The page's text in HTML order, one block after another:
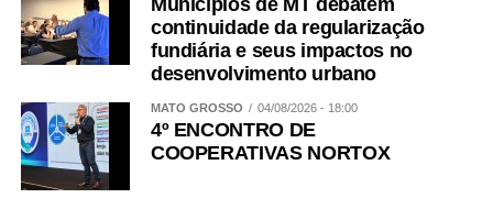
Municípios de MT debatem
continuidade da regularização
fundiária e seus impactos no
desenvolvimento urbano
MATO GROSSO 04/08/2026 - 18:00
4º ENCONTRO DE
COOPERATIVAS NORTOX